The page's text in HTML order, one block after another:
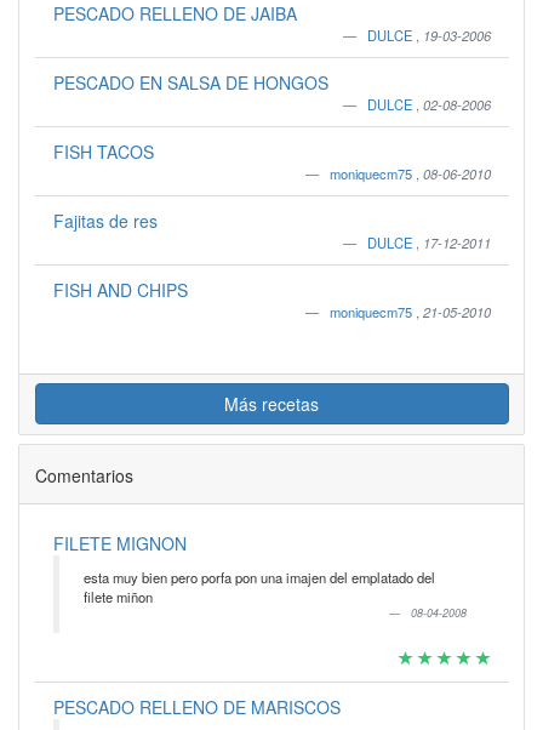
PESCADO RELLENO DE JAIBA
DULCE 19-03-2006
PESCADO EN SALSA DE HONGOS
DULCE 02-08-2006
FISH TACOS
moniquecm75 08-06-2010
Fajitas de res
DULCE 17-12-2011
FISH AND CHIPS
moniquecm75 21-05-2010
Más recetas
Comentarios
FILETE MIGNON
esta muy bien pero porfa pon una imajen del emplatado del
filete miñon
08-04-2008
PESCADO RELLENO DE MARISCOS